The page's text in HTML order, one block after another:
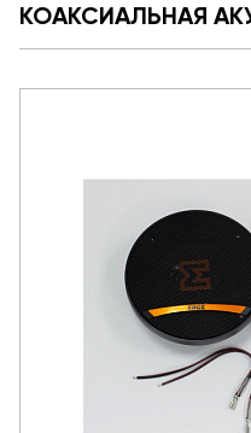
КОАКСИАЛЬНАЯ